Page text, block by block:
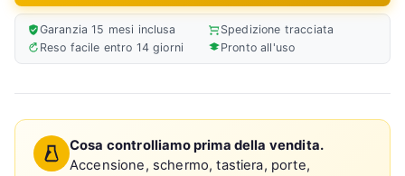
Garanzia 15 mesi inclusa
Spedizione tracciata
Reso facile entro 14 giorni
Pronto all'uso
Cosa controlliamo prima della vendita.
Accensione, schermo, tastiera, porte,